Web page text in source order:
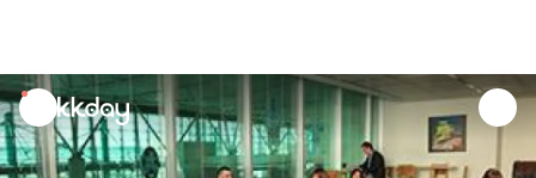
unread
notifications